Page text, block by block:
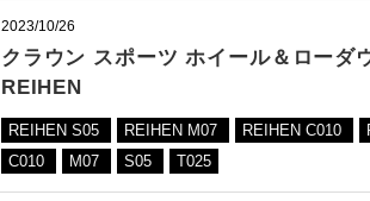
2023/10/26
クラウン スポーツ ホイール＆ローダ
REIHEN
REIHEN S05 REIHEN M07 REIHEN C010
C010
M07 S05 T025